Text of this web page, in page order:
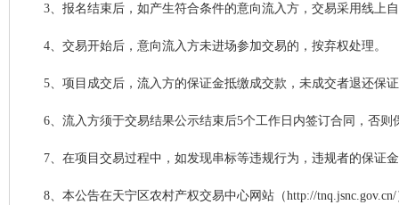
3、报名结束后，如产生符合条件的意向流入方，交易采用线上
4、交易开始后，意向流入方未进场参加交易的，按弃权处理。
5、项目成交后，流入方的保证金抵缴成交款，未成交者退还保
6、流入方须于交易结果公示结束后5个工作日内签订合同，否
7、在项目交易过程中，如发现串标等违规行为，违规者的保证
8、本公告在天宁区农村产权交易中心网站（http://